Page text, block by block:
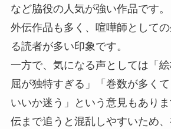
など脇役の人気が強い作品です
外伝作品も多く、喧嘩師として
る読者が多い印象です。
一方で、気になる声としては「
屈が独特すぎる」「巻数が多く
いいか迷う」という意見もあり
伝まで追うと混乱しやすいため